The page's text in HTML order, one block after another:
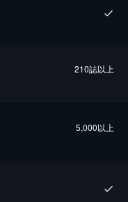
210誌以上
5,000以上